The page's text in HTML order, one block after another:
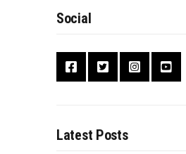
Social
Latest Posts